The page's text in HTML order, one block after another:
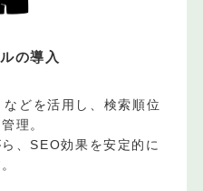
の導入
どを活用し、検索順位
理。
、SEO効果を安定的に